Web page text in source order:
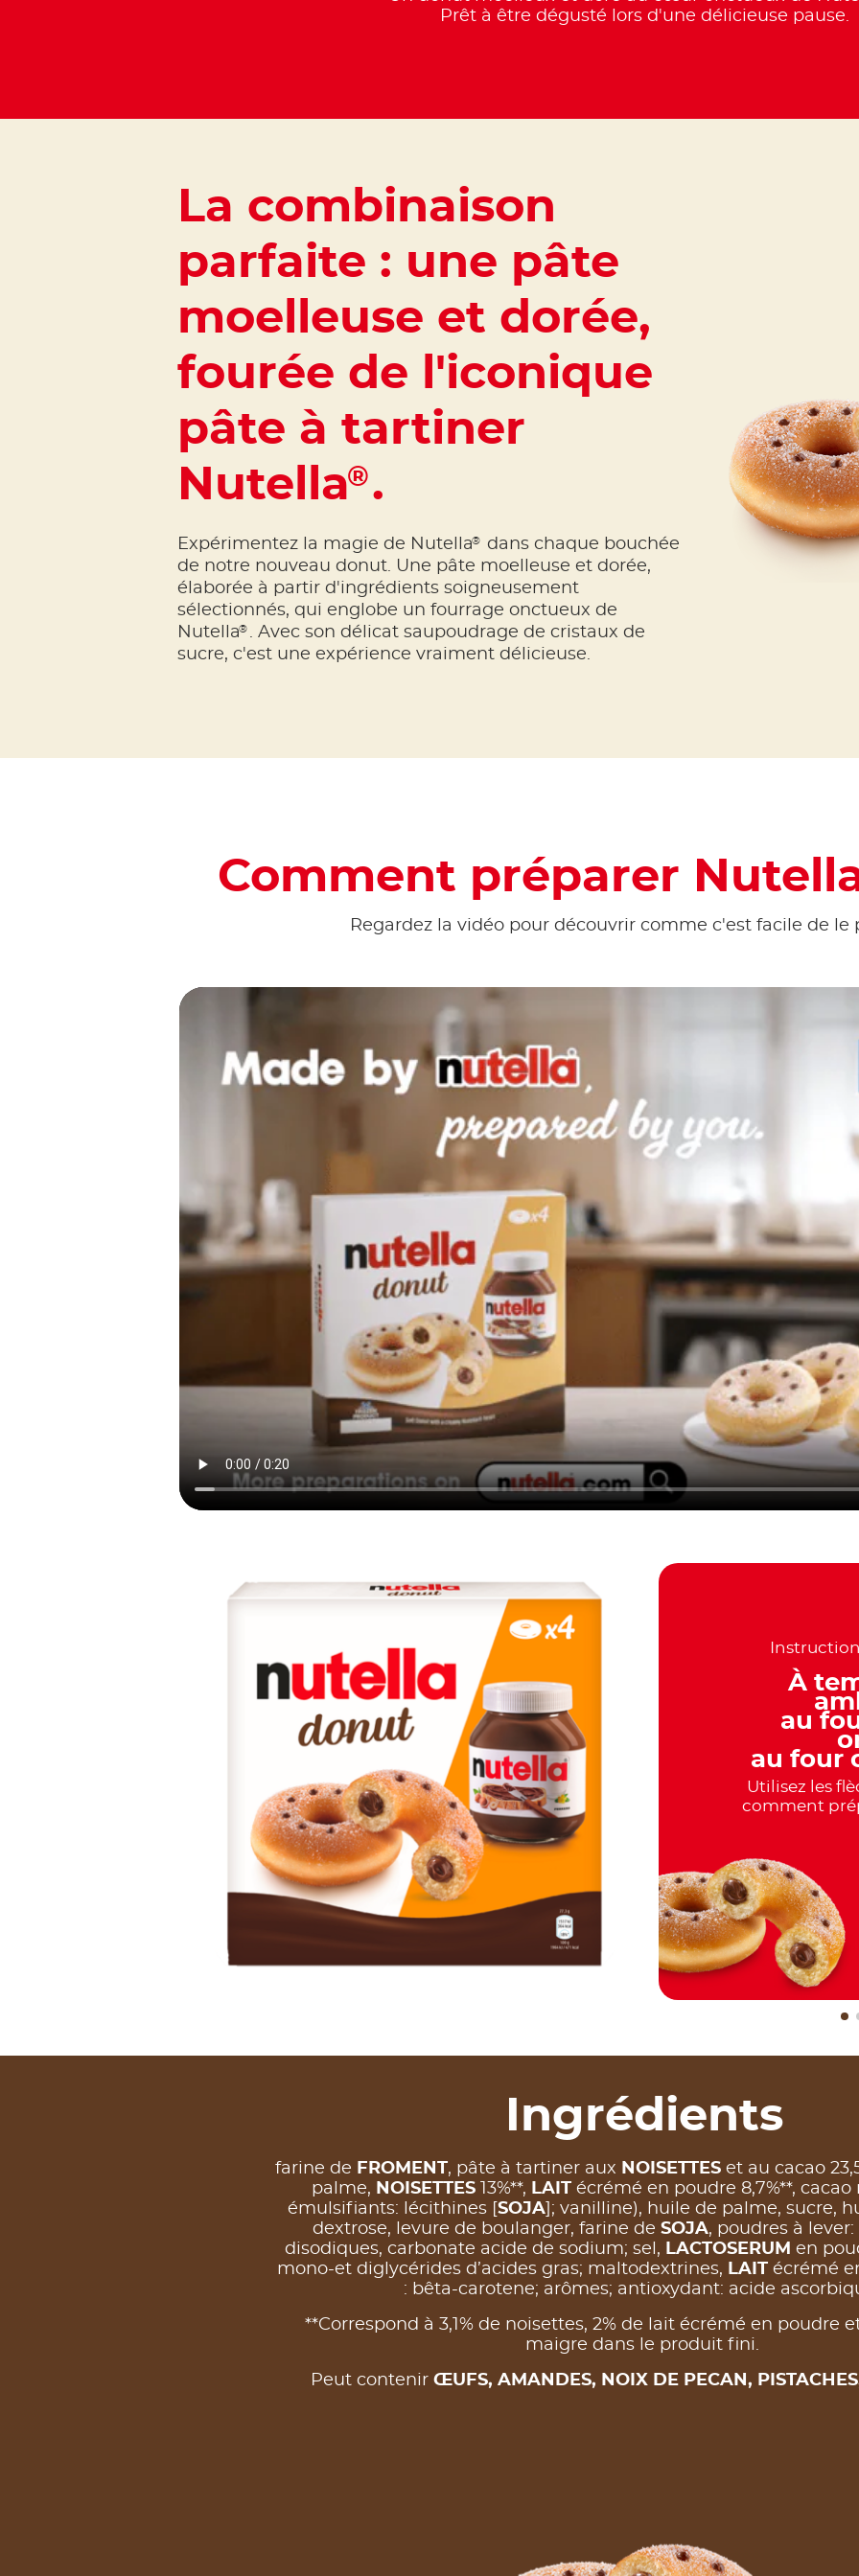
Prêt à être dégusté lors d'une délicieuse pause.
La combinaison
parfaite : une pâte
moelleuse et dorée,
fourée de l'iconique
pâte à tartiner
Nutella®.
Expérimentez la magie de Nutella®
dans chaque bouchée
de notre nouveau donut. Une pâte moelleuse et dorée,
élaborée à partir d'ingrédients soigneusement
sélectionnés, qui englobe un fourrage onctueux de
Nutella® . Avec son délicat saupoudrage de cristaux de
sucre, c'est une expérience vraiment délicieuse.
Comment préparer
Regardez la vidéo pour découvrir comme c'est facile de le
À
au
au four
Utilisez les
comment
Ingrédients
farine de FROMENT, pâte à tartiner aux NOISETTES et au cacao
palme, NOISETTES 13%**, LAIT écrémé en poudre 8,7%**, cacao
émulsifiants: lécithines [ SOJA]; vanilline), huile de palme, sucre,
dextrose, levure de boulanger, farine de SOJA, poudres à
disodiques, carbonate acide de sodium; sel, LACTOSERUM en
mono-et diglycérides d’acides gras; maltodextrines, LAITécrémé
: bêta-carotene; arômes; antioxydant: acide
**Correspond à 3,1% de noisettes, 2% de lait écrémé en poudre
maigre dans le produit fini.
Peut contenir ŒUFS, AMANDES, NOIX DE PECAN,